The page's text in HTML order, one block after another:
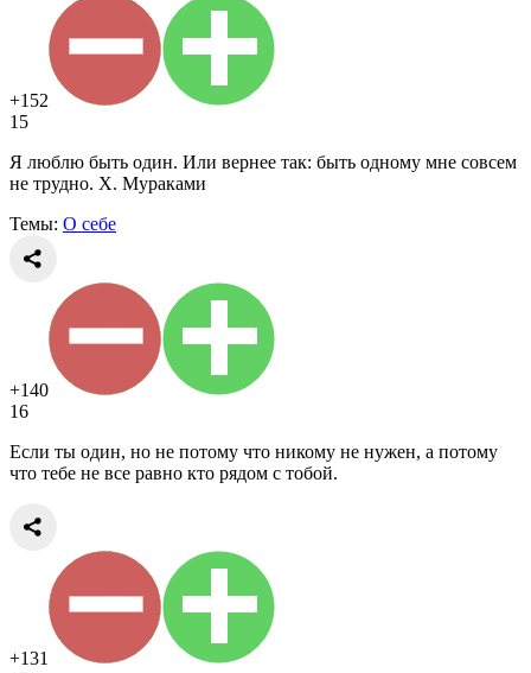
+152
15
Я люблю быть один. Или вернее так: быть одному мне совсем
не трудно. Х. Мураками
Темы: О себе
+140
16
Если ты один, но не потому что никому не нужен, а потому
что тебе не все равно кто рядом с тобой.
+131